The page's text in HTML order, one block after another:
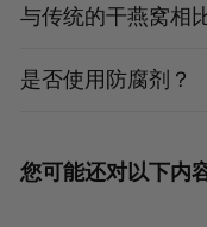
与传统的干燕窝相
是否使用防腐剂？
您可能还对以下内